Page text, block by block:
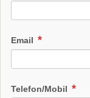
Email
Telefon/Mobil